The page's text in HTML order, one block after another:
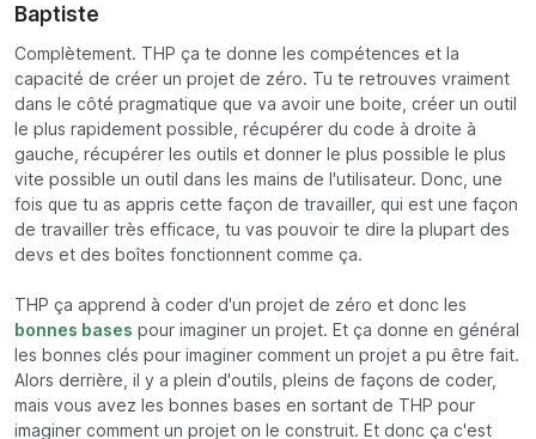
Baptiste
Complètement. THP ça te donne les compétences et la
capacité de créer un projet de zéro. Tu te retrouves vraiment
dans le côté pragmatique que va avoir une boite, créer un outil
le plus rapidement possible, récupérer du code à droite à
gauche, récupérer les outils et donner le plus possible le plus
vite possible un outil dans les mains de l'utilisateur. Donc, une
fois que tu as appris cette façon de travailler, qui est une façon
de travailler très efficace, tu vas pouvoir te dire la plupart des
devs et des boîtes fonctionnent comme ça.
THP ça apprend à coder d'un projet de zéro et donc les
bonnes bases pour imaginer un projet. Et ça donne en général
les bonnes clés pour imaginer comment un projet a pu être fait.
Alors derrière, il y a plein d'outils, pleins de façons de coder,
mais vous avez les bonnes bases en sortant de THP pour
imaginer comment un projet on le construit. Et donc ça c'est